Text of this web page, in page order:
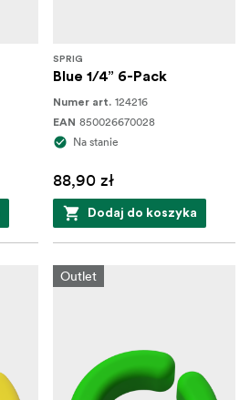
SPRIG
Blue 1/4” 6-Pack
Numer art. 124216
EAN 850026670028
Na stanie
88,90 zł
Dodaj do koszyka
Outlet